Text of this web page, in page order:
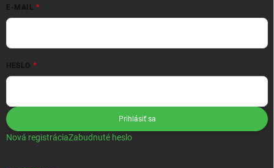
E-MAIL
HESLO
Prihlásiť sa
Nová registráciaZabudnuté heslo